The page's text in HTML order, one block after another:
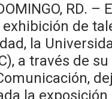
RD. –
de
la
a través de
la exposición